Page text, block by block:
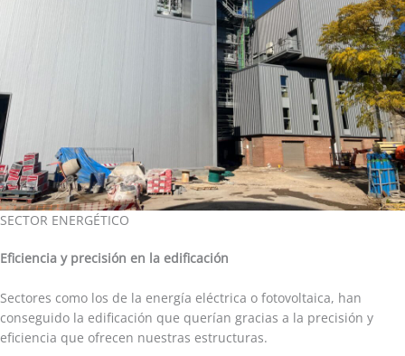
SECTOR ENERGÉTICO
Eficiencia y precisión en la edificación
Sectores como los de la energía eléctrica o fotovoltaica, han
conseguido la edificación que querían gracias a la precisión y
eficiencia que ofrecen nuestras estructuras.